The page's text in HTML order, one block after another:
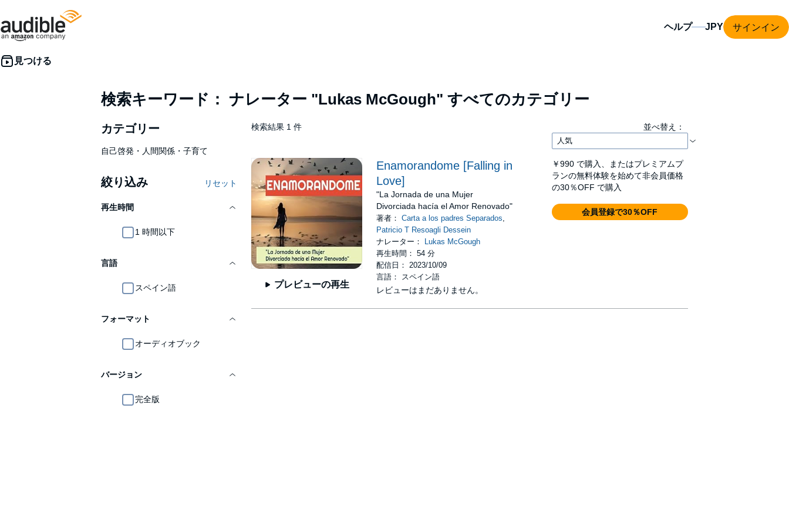
ヘルプ サインイン
検索キーワード： ナレーター "Lukas McGough" すべてのカテゴリー
カテゴリー
自己啓発・人間関係・子育て
絞り込み リセット
再生時間
1 時間以下
言語
スペイン語
フォーマット
オーディオブック
バージョン
完全版
検索結果 1 件 並べ替え：
プレビューの再生
Enamorandome [Falling in
Love]
"La Jornada de una Mujer
Divorciada hacía el Amor Renovado"
著者：Carta a los padres Separados,
Patricio T Resoagli Dessein
ナレーター：
Lukas McGough
再生時間： 54 分
配信日： 2023/10/09
言語： スペイン語
レビューはまだありません。
￥990 で購入、またはプレミアムプ
ランの無料体験を始めて非会員価格
の30％OFF で購入
会員登録で30％OFF